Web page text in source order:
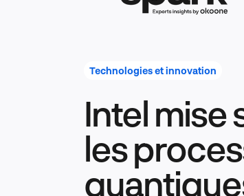
Technologies et innovation
Intel mise
les